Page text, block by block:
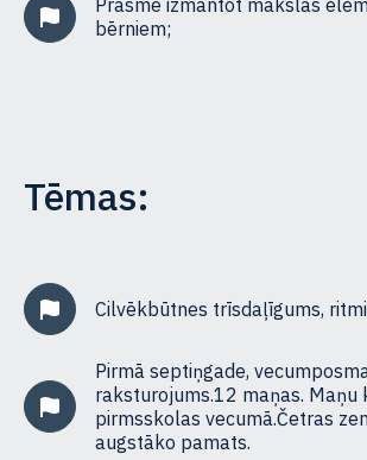
Prasme izmantot mākslas
bērniem;
Tēmas:
Cilvēkbūtnes trīsdaļīgums,
Pirmā septiņgade,
raksturojums.12 maņas. Maņu
pirmsskolas vecumā.Četras
augstāko pamats.